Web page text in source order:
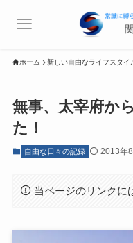
ホーム 新しい自由なライフスタイ
無事、太宰府か
た！
自由な日々の記録 2013年
当ページのリンクに